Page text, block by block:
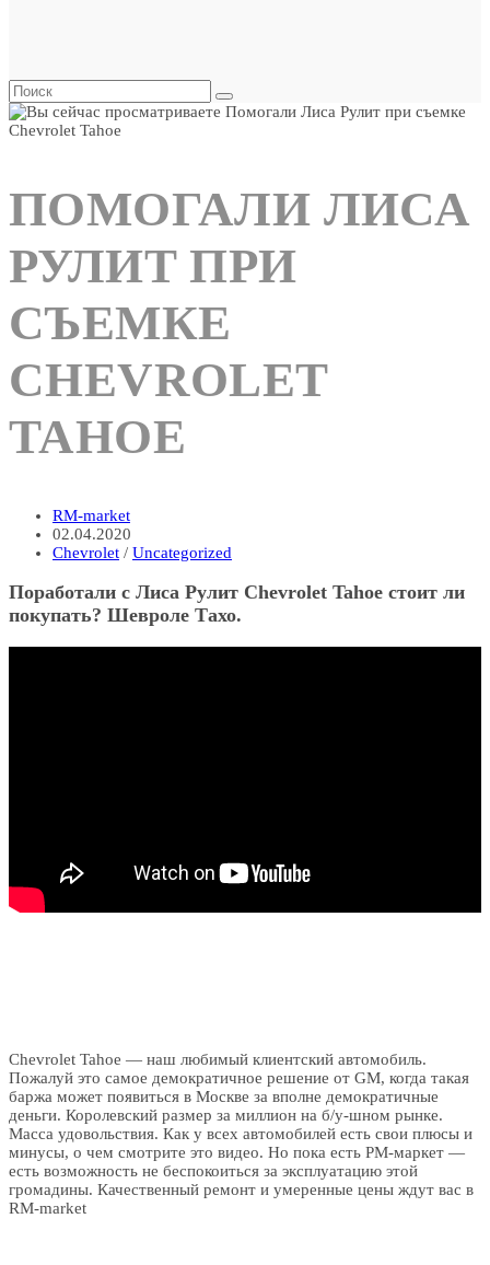
ПОМОГАЛИ ЛИСА
РУЛИТ ПРИ
СЪЕМКЕ
CHEVROLET
TAHOE
Автор
записи:
RM-market
Запись
опубликована:
02.04.2020
Рубрика
Chevrolet / Uncategorized
Поработали с Лиса Рулит Chevrolet Tahoe стоит ли
покупать? Шевроле Тахо.
Chevrolet Tahoe — наш любимый клиентский автомобиль.
Пожалуй это самое демократичное решение от GM, когда такая
баржа может появиться в Москве за вполне демократичные
деньги. Королевский размер за миллион на б/у-шном рынке.
Масса удовольствия. Как у всех автомобилей есть свои плюсы и
минусы, о чем смотрите это видео. Но пока есть РМ-маркет —
есть возможность не беспокоиться за эксплуатацию этой
громадины. Качественный ремонт и умеренные цены ждут вас в
RM-market